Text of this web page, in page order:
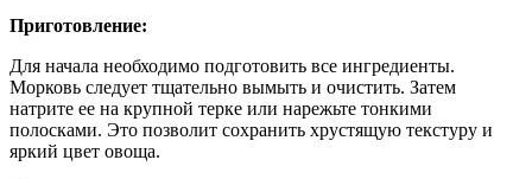
Приготовление:
Для начала необходимо подготовить все ингредиенты.
Морковь следует тщательно вымыть и очистить. Затем
натрите ее на крупной терке или нарежьте тонкими
полосками. Это позволит сохранить хрустящую текстуру и
яркий цвет овоща.